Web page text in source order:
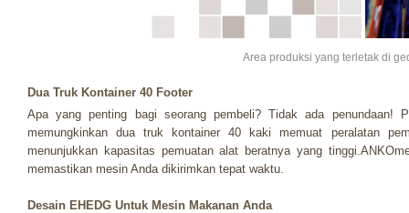
Area produksi yang terletak di
Dua Truk Kontainer 40 Footer
Apa yang penting bagi seorang pembeli? Tidak ada penundaan!
memungkinkan dua truk kontainer 40 kaki memuat peralatan
menunjukkan kapasitas pemuatan alat beratnya yang
memastikan mesin Anda dikirimkan tepat waktu.
Desain EHEDG Untuk Mesin Makanan Anda